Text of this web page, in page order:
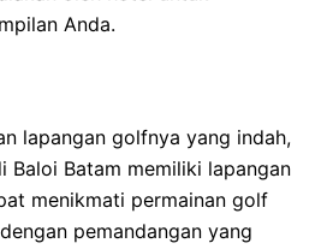
Anda.
lapangan golfnya yang indah,
Baloi Batam memiliki lapangan
menikmati permainan golf
pemandangan yang